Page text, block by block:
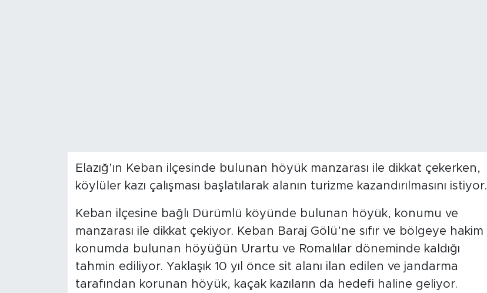
Elazığ’ın Keban ilçesinde bulunan höyük manzarası ile dikkat çekerken,
köylüler kazı çalışması başlatılarak alanın turizme kazandırılmasını istiyor.
Keban ilçesine bağlı Dürümlü köyünde bulunan höyük, konumu ve
manzarası ile dikkat çekiyor. Keban Baraj Gölü’ne sıfır ve bölgeye hakim
konumda bulunan höyüğün Urartu ve Romalılar döneminde kaldığı
tahmin ediliyor. Yaklaşık 10 yıl önce sit alanı ilan edilen ve jandarma
tarafından korunan höyük, kaçak kazıların da hedefi haline geliyor.
Hava Durumu
Bingöl Kaza Haberleri